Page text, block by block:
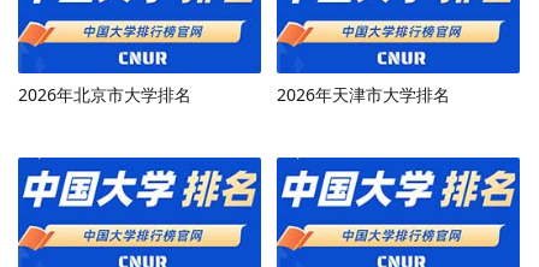
2026年北京市大学排名 2026年天津市大学排名